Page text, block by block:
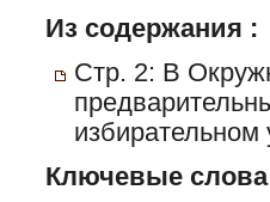
Из содержания :
Стр. 2: В
Ключевые слова